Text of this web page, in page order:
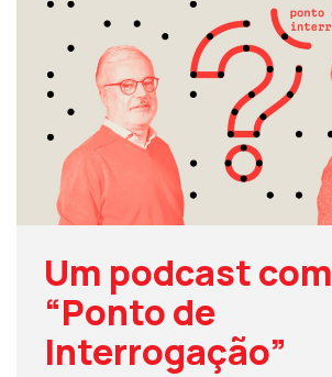
Um podcast com
“Ponto de
Interrogação”